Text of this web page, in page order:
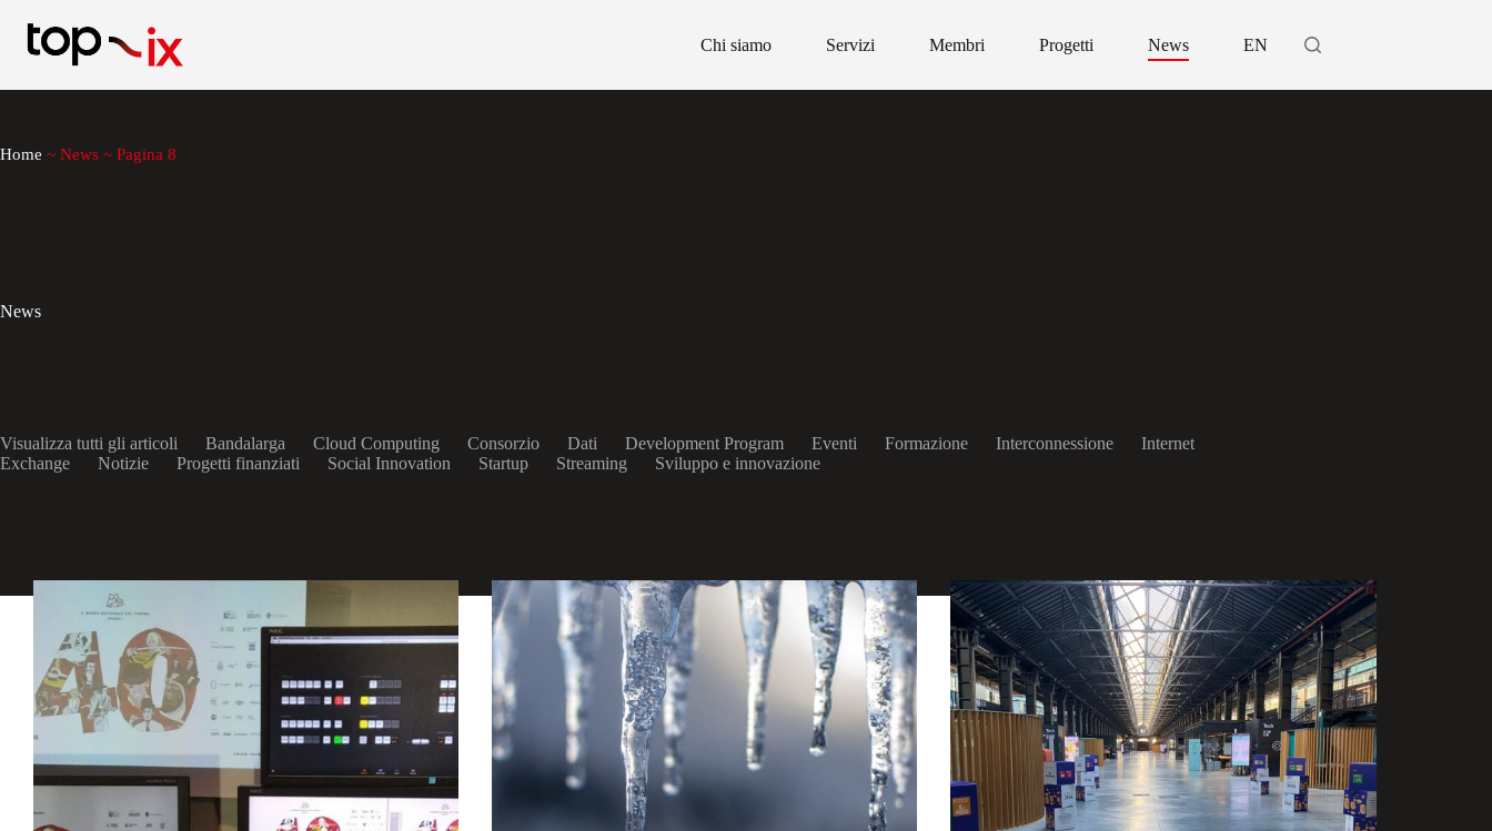
contenuto
Chi siamo Servizi Membri Progetti News EN
Home ~ News ~ Pagina 8
News
Visualizza tutti gli articoli Bandalarga Cloud Computing Consorzio Dati Development Program Eventi Formazione Interconnessione
Internet
Exchange
Notizie Progetti finanziati Social Innovation Startup Streaming Sviluppo e innovazione